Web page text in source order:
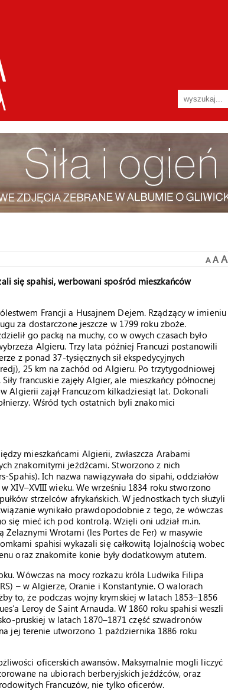
A A A
się spahisi, werbowani spośród mieszkańców
Francji a Husajnem Dejem. Rządzący w imieniu
za dostarczone jeszcze w 1799 roku zboże.
go packą na muchy, co w owych czasach było
Algieru. Trzy lata później Francuzi postanowili
z ponad 37-tysięcznych sił ekspedycyjnych
25 km na zachód od Algieru. Po trzytygodniowej
francuskie zajęły Algier, ale mieszkańcy północnej
Algierii zajął Francuzom kilkadziesiąt lat. Dokonali
Wśród tych ostatnich byli znakomici
mieszkańcami Algierii, zwłaszcza Arabami
znakomitymi jeźdźcami. Stworzono z nich
Spahis). Ich nazwa nawiązywała do sipahi, oddziałów
wieku. We wrześniu 1834 roku stworzono
strzelców afrykańskich. W jednostkach tych służyli
wynikało prawdopodobnie z tego, że wówczas
się mieć ich pod kontrolą. Wzięli oni udział m.in.
Żelaznymi Wrotami (les Portes de Fer) w masywie
spahisi wykazali się całkowitą lojalnością wobec
oraz znakomite konie były dodatkowym atutem.
Wówczas na mocy rozkazu króla Ludwika Filipa
– w Algierze, Oranie i Konstantynie. O walorach
to, że podczas wojny krymskiej w latach 1853–1856
Leroy de Saint Arnauda. W 1860 roku spahisi weszli
pruskiej w latach 1870–1871 część szwadronów
jej terenie utworzono 1 października 1886 roku
oficerskich awansów. Maksymalnie mogli liczyć
na ubiorach berberyjskich jeźdźców, oraz
Francuzów, nie tylko oficerów.